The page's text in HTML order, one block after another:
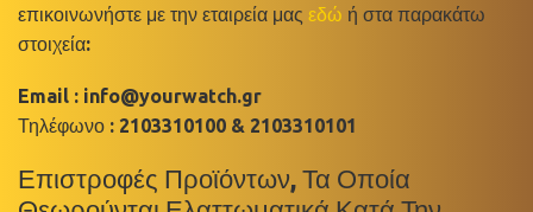
επικοινωνήστε με την εταιρεία μας εδώ ή στα παρακάτω
στοιχεία:
Email : info@yourwatch.gr
Τηλέφωνο : 2103310100 & 2103310101
Επιστροφές Προϊόντων, Τα Οποία